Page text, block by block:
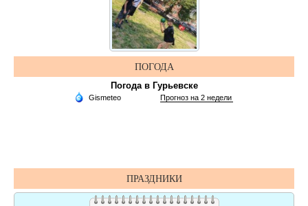
ПОГОДА
Погода в Гурьевске
ПРАЗДНИКИ